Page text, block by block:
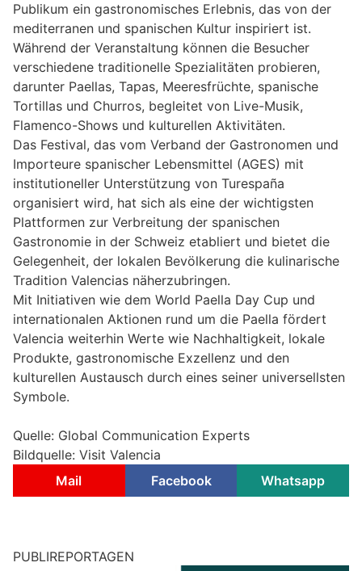
Publikum ein gastronomisches Erlebnis, das von der
mediterranen und spanischen Kultur inspiriert ist.
Während der Veranstaltung können die Besucher
verschiedene traditionelle Spezialitäten probieren,
darunter Paellas, Tapas, Meeresfrüchte, spanische
Tortillas und Churros, begleitet von Live-Musik,
Flamenco-Shows und kulturellen Aktivitäten.
Das Festival, das vom Verband der Gastronomen und
Importeure spanischer Lebensmittel (AGES) mit
institutioneller Unterstützung von Turespaña
organisiert wird, hat sich als eine der wichtigsten
Plattformen zur Verbreitung der spanischen
Gastronomie in der Schweiz etabliert und bietet die
Gelegenheit, der lokalen Bevölkerung die kulinarische
Tradition Valencias näherzubringen.
Mit Initiativen wie dem World Paella Day Cup und
internationalen Aktionen rund um die Paella fördert
Valencia weiterhin Werte wie Nachhaltigkeit, lokale
Produkte, gastronomische Exzellenz und den
kulturellen Austausch durch eines seiner universellsten
Symbole.
Quelle: Global Communication Experts
Bildquelle: Visit Valencia
Mail
Facebook Whatsapp
PUBLIREPORTAGEN